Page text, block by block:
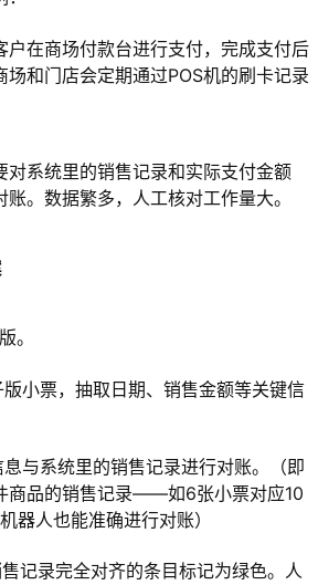
户在商场付款台进行支付，完成支付后
和门店会定期通过POS机的刷卡记录
对系统里的销售记录和实际支付金额
账。数据繁多，人工核对工作量大。
。
小票，抽取日期、销售金额等关键信
与系统里的销售记录进行对账。（即
商品的销售记录——如6张小票对应10
器人也能准确进行对账）
记录完全对齐的条目标记为绿色。人